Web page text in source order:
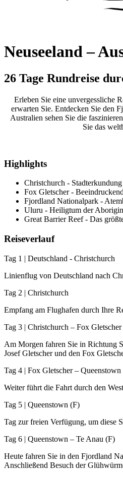
Neuseeland –
26 Tage Rundreise
Erleben Sie eine unvergessliche
erwarten Sie. Entdecken Sie den
Australien sehen Sie die
Sie das
Highlights
Christchurch -
Fox Gletscher -
Fjordland Nationalpark -
Uluru - Heiligtum der
Great Barrier Reef - Das
Reiseverlauf
Tag 1 | Deutschland - Christchurch
Linienflug von Deutschland nach
Tag 2 | Christchurch
Empfang am Flughafen durch Ihre
Tag 3 | Christchurch – Fox
Am Morgen fahren Sie in Richtung
Josef Gletscher und den Fox
Tag 4 | Fox Gletscher – Queenstown
Weiter führt die Fahrt durch den
Tag 5 | Queenstown (F)
Tag zur freien Verfügung, um diese
Tag 6 | Queenstown – Te Anau (F)
Heute fahren Sie in den Fjordland
Anschließend Besuch der